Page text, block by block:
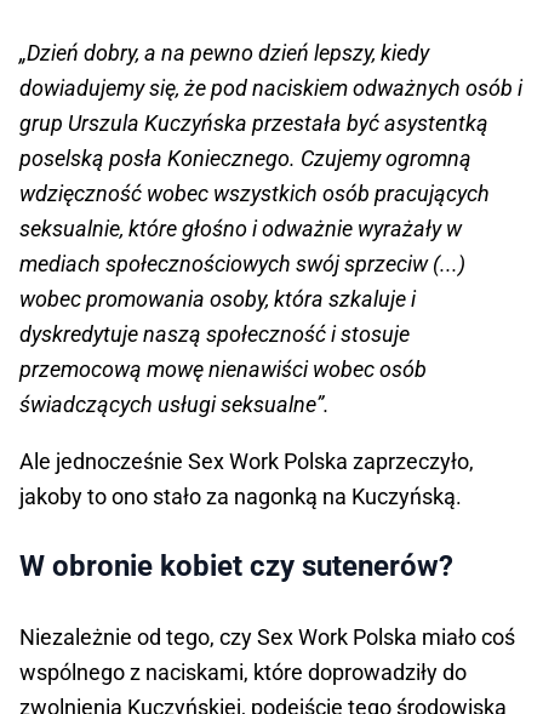
„Dzień dobry, a na pewno dzień lepszy, kiedy
dowiadujemy się, że pod naciskiem odważnych osób i
grup Urszula Kuczyńska przestała być asystentką
poselską posła Koniecznego. Czujemy ogromną
wdzięczność wobec wszystkich osób pracujących
seksualnie, które głośno i odważnie wyrażały w
mediach społecznościowych swój sprzeciw (...)
wobec promowania osoby, która szkaluje i
dyskredytuje naszą społeczność i stosuje
przemocową mowę nienawiści wobec osób
świadczących usługi seksualne”.
Ale jednocześnie Sex Work Polska zaprzeczyło,
jakoby to ono stało za nagonką na Kuczyńską.
W obronie kobiet czy sutenerów?
Niezależnie od tego, czy Sex Work Polska miało coś
wspólnego z naciskami, które doprowadziły do
zwolnienia Kuczyńskiej, podejście tego środowiska